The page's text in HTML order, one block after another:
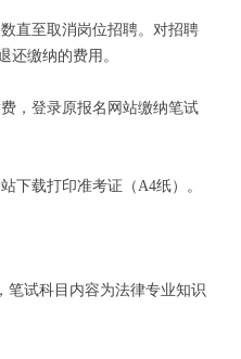
直至取消岗位招聘。对招聘
还缴纳的费用。
，登录原报名网站缴纳笔试
下载打印准考证（A4纸）。
笔试科目内容为法律专业知识